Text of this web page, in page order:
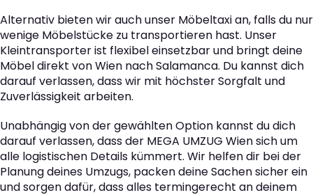
Alternativ bieten wir auch unser Möbeltaxi an, falls du nur
wenige Möbelstücke zu transportieren hast. Unser
Kleintransporter ist flexibel einsetzbar und bringt deine
Möbel direkt von Wien nach Salamanca. Du kannst dich
darauf verlassen, dass wir mit höchster Sorgfalt und
Zuverlässigkeit arbeiten.
Unabhängig von der gewählten Option kannst du dich
darauf verlassen, dass der MEGA UMZUG Wien sich um
alle logistischen Details kümmert. Wir helfen dir bei der
Planung deines Umzugs, packen deine Sachen sicher ein
und sorgen dafür, dass alles termingerecht an deinem